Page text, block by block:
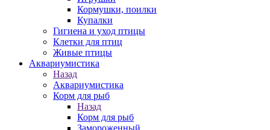
Кормушки, поилки
Купалки
Гигиена и уход птицы
Клетки для птиц
Живые птицы
Аквариумистика
Назад
Аквариумистика
Корм для рыб
Назад
Корм для рыб
Замороженный